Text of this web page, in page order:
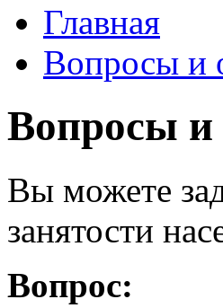
Главная
Вопросы и
Вопросы и
Вы можете
занятости
Вопрос: